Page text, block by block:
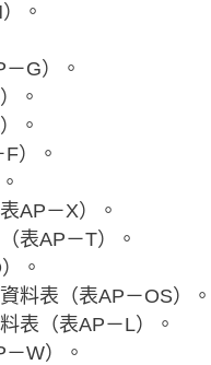
。
G）。
。
。
）。
AP－X）。
表AP－T）。
。
料表（表AP－OS）。
表（表AP－L）。
W）。